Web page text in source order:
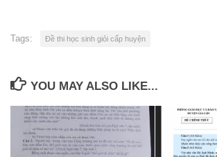
Tags: Đề thi học sinh giỏi cấp huyện
YOU MAY ALSO LIKE...